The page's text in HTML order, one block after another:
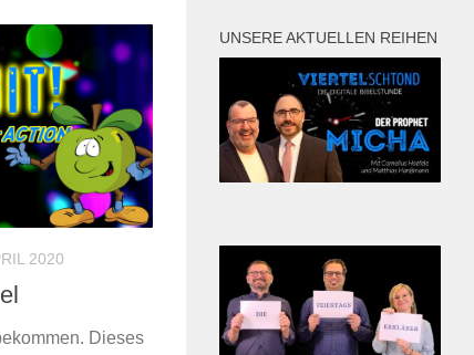
2020
Dieses
UNSERE AKTUELLEN REIHEN